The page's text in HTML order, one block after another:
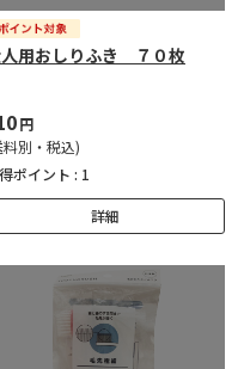
用おしりふき ７０枚
円
料別・税込)
ポイント : 1
詳細